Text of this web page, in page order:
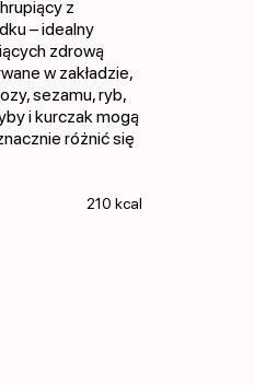
z
– idealny
zdrową
w zakładzie,
sezamu, ryb,
i kurczak mogą
różnić się
210 kcal